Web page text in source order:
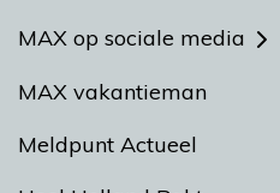
MAX op sociale media
MAX vakantieman
Meldpunt Actueel